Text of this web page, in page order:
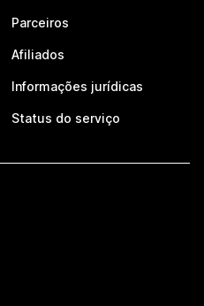
Parceiros
Afiliados
Informações jurídicas
Status do serviço